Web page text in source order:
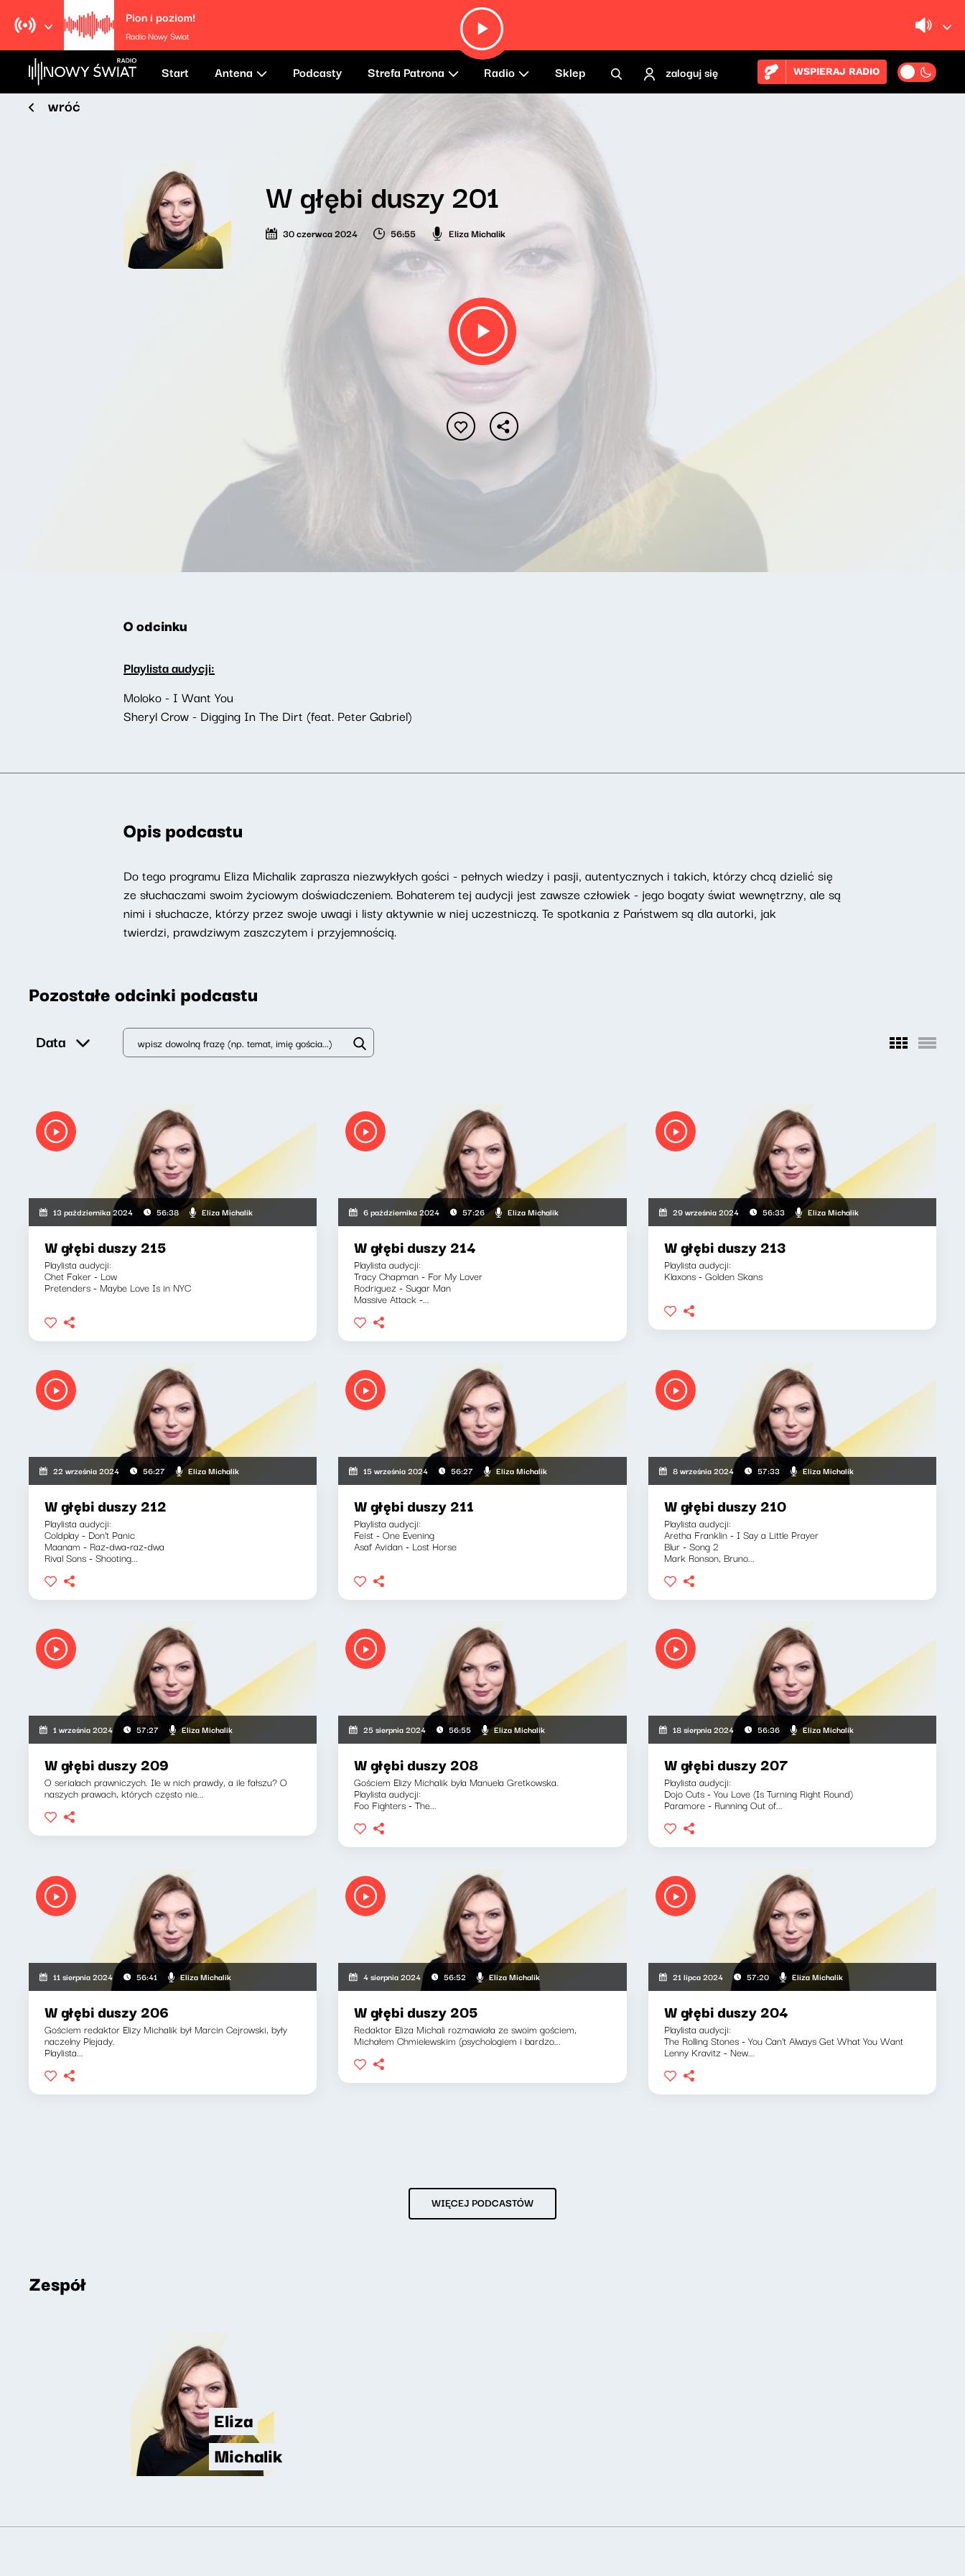
Pion i poziom!
Radio Nowy Świat
Start Antena Podcasty Strefa Patrona Radio Sklep zaloguj się WSPIERAJ RADIO
wróć
W głębi duszy 201
30 czerwca 2024 56:55 Eliza Michalik
O odcinku
Playlista audycji:
Moloko - I Want You
Sheryl Crow - Digging In The Dirt (feat. Peter Gabriel)
Opis podcastu
Do tego programu Eliza Michalik zaprasza niezwykłych gości - pełnych wiedzy i pasji, autentycznych i takich, którzy chcą dzielić się
ze słuchaczami swoim życiowym doświadczeniem. Bohaterem tej audycji jest zawsze człowiek - jego bogaty świat wewnętrzny, ale są
nimi i słuchacze, którzy przez swoje uwagi i listy aktywnie w niej uczestniczą. Te spotkania z Państwem są dla autorki, jak
twierdzi, prawdziwym zaszczytem i przyjemnością.
Pozostałe odcinki podcastu
Data
13 października 2024 56:38 Eliza Michalik
W głębi duszy 215
Playlista audycji:
Chet Faker - Low
Pretenders - Maybe Love Is in NYC
6 października 2024 57:26 Eliza Michalik
W głębi duszy 214
Playlista audycji:
Tracy Chapman - For My Lover
Rodriguez - Sugar Man
Massive Attack -...
29 września 2024 56:33 Eliza Michalik
W głębi duszy 213
Playlista audycji:
Klaxons - Golden Skans
22 września 2024 56:27 Eliza Michalik
W głębi duszy 212
Playlista audycji:
Coldplay - Don't Panic
Maanam - Raz-dwa-raz-dwa
Rival Sons - Shooting...
15 września 2024 56:27 Eliza Michalik
W głębi duszy 211
Playlista audycji:
Feist - One Evening
Asaf Avidan - Lost Horse
8 września 2024 57:33 Eliza Michalik
W głębi duszy 210
Playlista audycji:
Aretha Franklin - I Say a Little Prayer
Blur - Song 2
Mark Ronson, Bruno...
1 września 2024 57:27 Eliza Michalik
W głębi duszy 209
O serialach prawniczych. Ile w nich prawdy, a ile fałszu? O
naszych prawach, których często nie...
25 sierpnia 2024 56:55 Eliza Michalik
W głębi duszy 208
Gościem Elizy Michalik byla Manuela Gretkowska.
Playlista audycji:
Foo Fighters - The...
18 sierpnia 2024 56:36 Eliza Michalik
W głębi duszy 207
Playlista audycji:
Dojo Cuts - You Love (Is Turning Right Round)
Paramore - Running Out of...
11 sierpnia 2024 56:41 Eliza Michalik
W głębi duszy 206
Gościem redaktor Elizy Michalik był Marcin Cejrowski, były
naczelny Plejady.
Playlista...
4 sierpnia 2024 56:52 Eliza Michalik
W głębi duszy 205
Redaktor Eliza Michali rozmawiała ze swoim gościem,
Michałem Chmielewskim (psychologiem i bardzo...
21 lipca 2024 57:20 Eliza Michalik
W głębi duszy 204
Playlista audycji:
The Rolling Stones - You Can't Always Get What You Want
Lenny Kravitz - New...
WIĘCEJ PODCASTÓW
Zespół
Eliza
Michalik